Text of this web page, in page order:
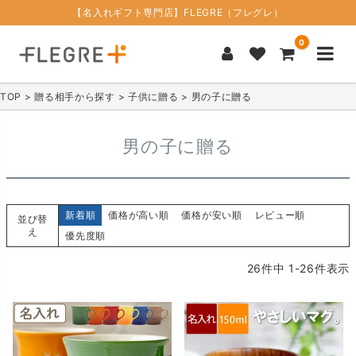
【名入れギフト専門店】FLEGRE（フレグレ）
0
TOP 贈る相手から探す 子供に贈る 男の子に贈る
男の子に贈る
並び替
え
新着順 価格が高い順 価格が安い順
レビュー順
優先度順
26件中 1 -26件表示